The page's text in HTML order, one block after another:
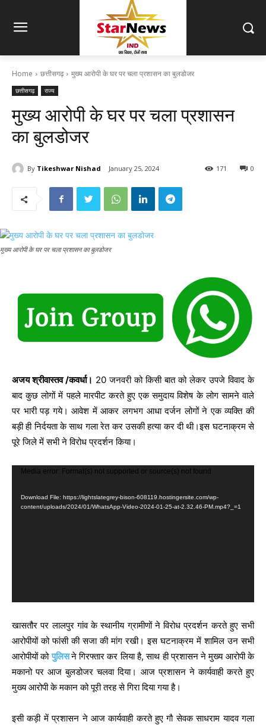
Home छत्तीसगढ़ मुख्य आरोपी के घर पर चला प्रशासन का बुलडोजर
छत्तीसगढ़ राज्य
मुख्य आरोपी के घर पर चला प्रशासन
का बुलडोजर
By Tikeshwar Nishad January 25, 2024 0
171
मुख्य आरोपी के घर पर चला प्रशासन का बुलडोजर
अजय श्रीवास्तव /कवर्धा। 20 जनवरी को किसी बात को लेकर उपजे विवाद के
बाद कुछ लोगों में पहले मारपीट करते हुए एक समुदाय विशेष के लोग सामने वाले
पर भारी पड़ गये। आवेश में आकर लगभग आधा दर्जन लोगों ने एक व्यक्ति की
बड़ी ही निर्दयता के साथ गला रेत कर उसकी हत्या कर दी थी।इस घटनाक्रम से
पूरे जिले में सभी ने विरोध प्रदर्शन किया।
r
Media error: Format(s) not supported or source(s) not found
Download File: https://lightslategrey-bison-608119.hostingersite.com/wp-
content/uploads/2024/01/WhatsApp-Video-2024-01-25-at-2.32.46-PM.mp4?_=1
खासतौर पर लालपुर गांव के स्थानीय ग्रामीणों ने विरोध प्रदर्शन करते हुए सभी
आरोपीयों को फांसी की सजा की मांग रखी। इस घटनाक्रम में शामिल उन सभी
आरोपीयों कोपुलिसने गिरफ्तार कर लिया है, साथ ही प्रशासन ने मुख्य आरोपी के
मकानो पर आज बुलडोजर चलवा दिया। आज प्रशासन ने कार्यवाही करते हुए
मुख्य आरोपी के मकान को पूरी तरह से गिरा दिया गया है।
इसी कड़ी में प्रशासन ने आज कार्यवाही करते हुए गौ सेवक साधराम यादव गला